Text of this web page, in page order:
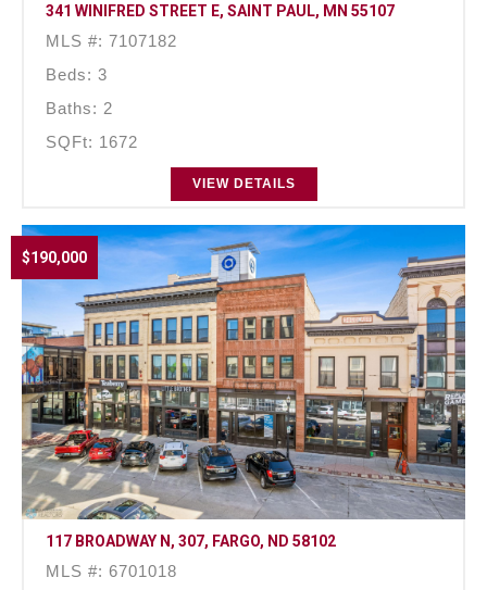
341 WINIFRED STREET E, SAINT PAUL, MN 55107
MLS #: 7107182
Beds: 3
Baths: 2
SQFt: 1672
VIEW DETAILS
$190,000
117 BROADWAY N, 307, FARGO, ND 58102
MLS #: 6701018